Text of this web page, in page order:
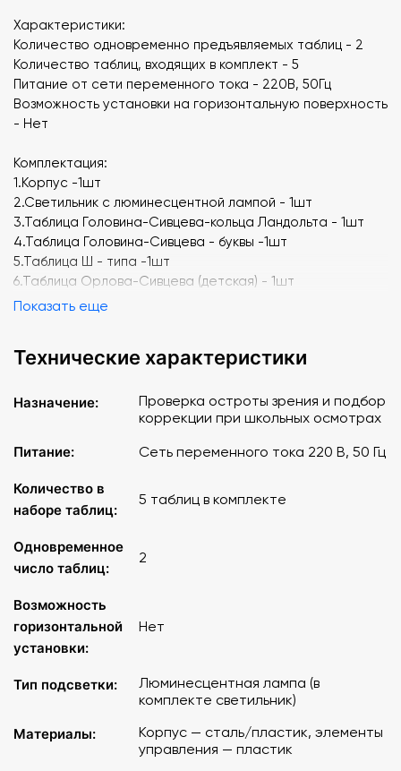
Характеристики:
Количество одновременно предъявляемых таблиц - 2
Количество таблиц, входящих в комплект - 5
Питание от сети переменного тока - 220В, 50Гц
Возможность установки на горизонтальную поверхность
- Нет
Комплектация:
1.Корпус -1шт
2.Светильник с люминесцентной лампой - 1шт
3.Таблица Головина-Сивцева-кольца Ландольта - 1шт
4.Таблица Головина-Сивцева - буквы -1шт
5.Таблица Ш - типа -1шт
6.Таблица Орлова-Сивцева (детская) - 1шт
7.Таблица для проверки остроты зрения вблизи - 1шт
10.Паспорт - 1шт
Показать еще
Технические характеристики
Назначение:
Проверка остроты зрения и подбор
коррекции при школьных осмотрах
Питание:
Сеть переменного тока 220 В, 50 Гц
Количество в
наборе таблиц:
5 таблиц в комплекте
Одновременное
число таблиц:
2
Возможность
горизонтальной
установки:
Нет
Тип подсветки:
Люминесцентная лампа (в
комплекте светильник)
Материалы:
Корпус — сталь/пластик, элементы
управления — пластик